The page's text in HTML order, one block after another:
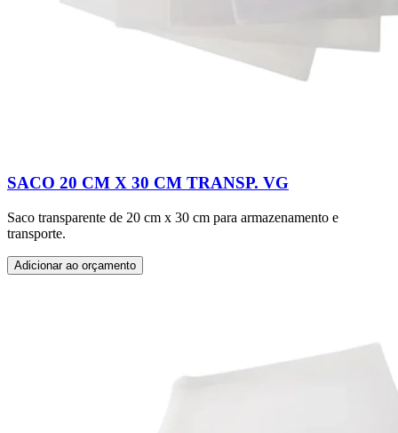
SACO 20 CM X 30 CM TRANSP. VG
Saco transparente de 20 cm x 30 cm para armazenamento e
transporte.
Adicionar ao orçamento